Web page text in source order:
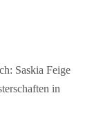
Saskia Feige
in